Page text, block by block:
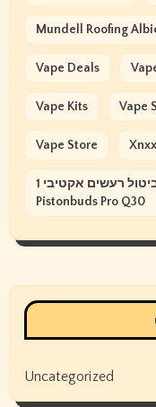
Mundell Roofing
Vape Deals
Vape Kits Vape
Vape Store Xnxx
אוזניות אלחוטיות אמיתיות לביטול רעשים אקטיבי 1more
Pistonbuds Pro Q30
Uncategorized